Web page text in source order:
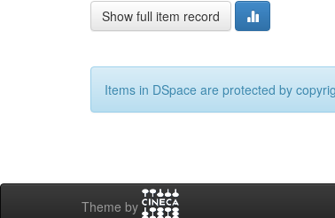
Show full item record
Items in DSpace are protected by
Theme by